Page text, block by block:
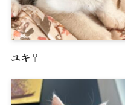
ユキ♀